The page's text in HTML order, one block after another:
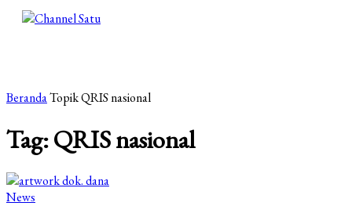
BerandaTopikQRIS nasional
Tag: QRIS nasional
News